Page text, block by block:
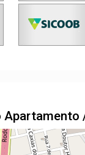
Apartamento